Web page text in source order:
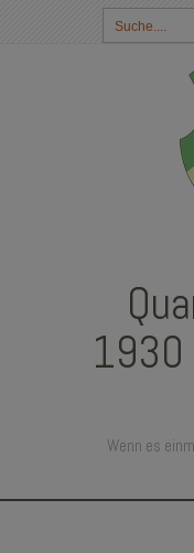
Suchbegriff
eingeben:
1930
Wenn es